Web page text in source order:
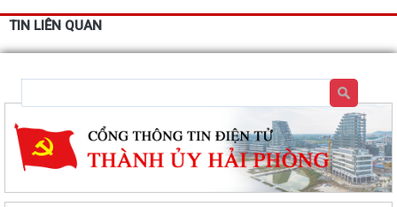
TIN LIÊN QUAN